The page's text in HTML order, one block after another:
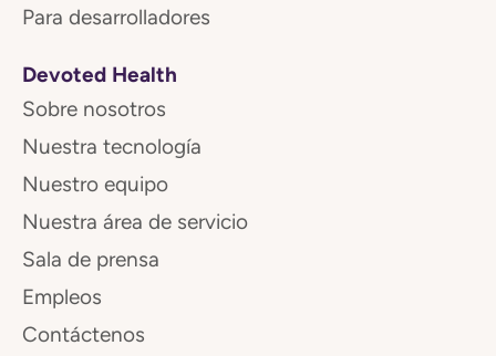
Para desarrolladores
Devoted Health
Sobre nosotros
Nuestra tecnología
Nuestro equipo
Nuestra área de servicio
Sala de prensa
Empleos
Contáctenos